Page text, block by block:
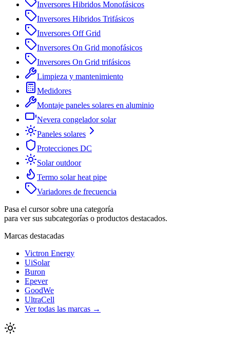
Inversores Hibridos Monofásicos
Inversores Hibridos Trifásicos
Inversores Off Grid
Inversores On Grid monofásicos
Inversores On Grid trifásicos
Limpieza y mantenimiento
Medidores
Montaje paneles solares en aluminio
Nevera congelador solar
Paneles solares
Protecciones DC
Solar outdoor
Termo solar heat pipe
Variadores de frecuencia
Pasa el cursor sobre una categoría
para ver sus subcategorías o productos destacados.
Marcas destacadas
Victron Energy
UiSolar
Buron
Epever
GoodWe
UltraCell
Ver todas las marcas →